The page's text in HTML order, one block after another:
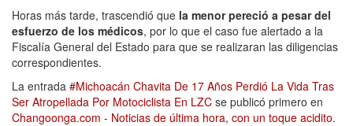
Horas más tarde, trascendió que la menor pereció a pesar del
esfuerzo de los médicos, por lo que el caso fue alertado a la
Fiscalía General del Estado para que se realizaran las diligencias
correspondientes.
La entrada #Michoacán Chavita De 17 Años Perdió La Vida Tras
Ser Atropellada Por Motociclista En LZC se publicó primero en
Changoonga.com - Noticias de última hora, con un toque acidito.